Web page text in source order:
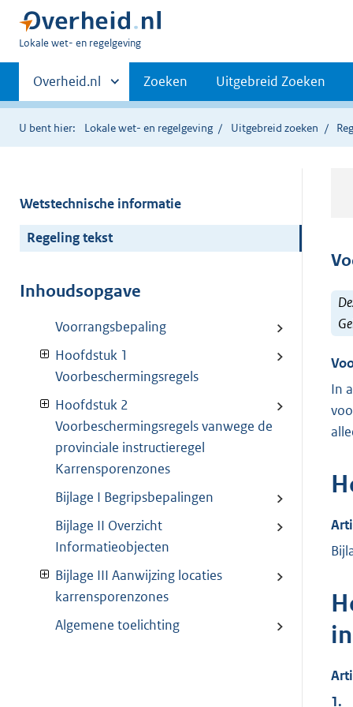
U
hier:
Lokale wet- en regelgeving
Primaire
navigatie
Andere
sites
binnen
Overheid.nl Zoeken Uitgebreid Zoeken
U bent hier: Lokale wet- en regelgeving Uitgebreid zoeken
Wetstechnische informatie
Regeling tekst
Inhoudsopgave
Voorrangsbepaling
Hoofdstuk 1
Voorbeschermingsregels
Hoofdstuk 2
Voorbeschermingsregels vanwege de
provinciale instructieregel
Karrensporenzones
Bijlage I Begripsbepalingen
Bijlage II Overzicht
Informatieobjecten
Bijlage III Aanwijzing locaties
karrensporenzones
Algemene toelichting
In
1.